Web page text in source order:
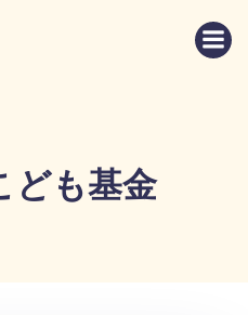
ス
キ ども基金